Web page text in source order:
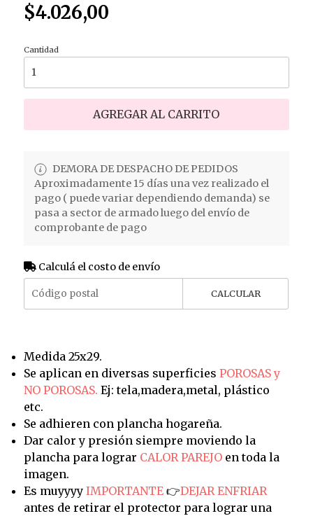
$4.026,00
Cantidad
AGREGAR AL CARRITO
DEMORA DE DESPACHO DE PEDIDOS
Aproximadamente 15 días una vez realizado el
pago ( puede variar dependiendo demanda) se
pasa a sector de armado luego del envío de
comprobante de pago
Calculá el costo de envío
CALCULAR
Medida 25x29.
Se aplican en diversas superficies POROSAS y
NO POROSAS. Ej: tela,madera,metal, plástico
etc.
Se adhieren con plancha hogareña.
Dar calor y presión siempre moviendo la
plancha para lograr CALOR PAREJOen toda la
imagen.
Es muyyyy IMPORTANTE👉DEJAR ENFRIAR
antes de retirar el protector para lograr una